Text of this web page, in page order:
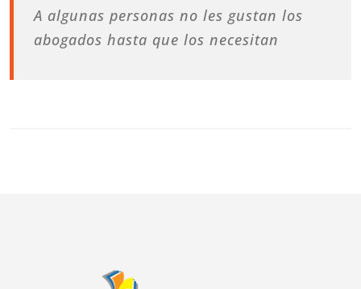
A algunas personas no les gustan los
abogados hasta que los necesitan